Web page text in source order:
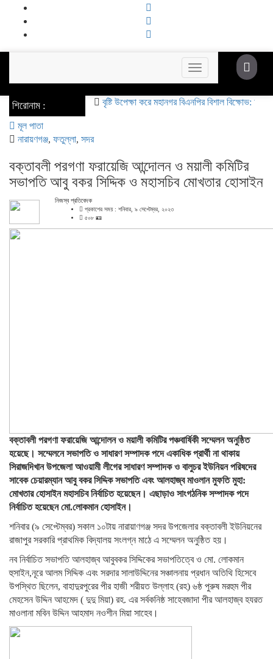
Toggle
navigation
শিরোনাম : বৃষ্টি উপেক্ষা করে মহানগর বিএনপির বিশাল বিক্ষোভ:
মূল পাতা
নারায়ণগঞ্জ, ফতুল্লা, সদর
বক্তাবলী পরগণা ফরায়েজি আন্দোলন ও ময়ালী কমিটির
সভাপতি আবু বকর সিদ্দিক ও মহাসচিব মোখতার হোসাইন
নিজস্ব প্রতিবেদক
প্রকাশের সময় : শনিবার, ৯ সেপ্টেম্বর, ২০২৩
৫০৮ 🪪
বক্তাবলী পরগণা ফরায়েজি আন্দোলন ও ময়ালী কমিটির পঞ্চবার্ষিকী সম্মেলন অনুষ্ঠিত
হয়েছে। সম্মেলনে সভাপতি ও সাধারণ সম্পাদক পদে একাধিক প্রার্থী না থাকায়
সিরাজদিখান উপজেলা আওয়ামী লীগের সাধারণ সম্পাদক ও বালুচর ইউনিয়ন পরিষদের
সাবেক চেয়ারম্যান আবু বকর সিদ্দিক সভাপতি এবং আলহাজ্ব মাওলান মুফতি মুহা:
মোখতার হোসাইন মহাসচিব নির্বাচিত হয়েছেন। এছাড়াও সাংগঠনিক সম্পাদক পদে
নির্বাচিত হয়েছেন মো.লোকমান হোসাইন।
শনিবার (৯ সেপ্টেম্বর) সকাল ১০টায় নারায়াণগঞ্জ সদর উপজেলার বক্তাবলী ইউনিয়নের
রাজাপুর সরকারি প্রাথমিক বিদ্যালয় সংলগ্ন মাঠে এ সম্মেলন অনুষ্ঠিত হয়।
নব নির্বাচিত সভাপতি আলহাজ্ব আবুবকর সিদ্দিকের সভাপতিত্বে ও মো. লোকমান
হুসাইন,নূরে আলম সিদ্দিক এবং সরদার সালাউদ্দিনের সঞ্চালনায় প্রধান অতিথি হিসেবে
উপস্থিত ছিলেন, বাহাদুরপুরের পীর হাজী শরীয়ত উল্লাহ (রহ) ৬ষ্ঠ পুরুষ মরহুম পীর
মেহসেন উদ্দিন আহমেদ ( দুদু মিয়া) রহ. এর সর্বকনিষ্ঠ সাহেবজাদা পীর আলহাজ্ব হযরত
মাওলানা মবিন উদ্দিন আহমাদ নওশীন মিয়া সাহেব।